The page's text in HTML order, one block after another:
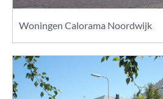
Woningen Calorama Noordwijk